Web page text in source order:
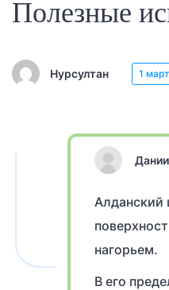
Полезные
Нурсултан 1
Алданский
нагорьем.
В его